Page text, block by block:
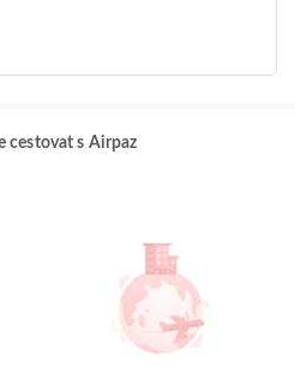
cestovat s Airpaz